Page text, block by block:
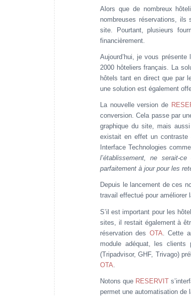
Alors que de nombreux
nombreuses réservations, ils
site. Pourtant, plusieurs
financièrement.
Aujourd’hui, je vous
2000 hôteliers français. La
hôtels tant en direct que par
une solution est également
La nouvelle version de
conversion. Cela passe par
graphique du site, mais
existait en effet un contraste
Interface Technologies
l’établissement, ne serait-
parfaitement à jour pour les
Depuis le lancement de ces
travail effectué pour améliorer
S’il est important pour les
sites, il restait également à
réservation des OTA . Cette
module adéquat, les clients
(Tripadvisor, GHF, Trivago)
OTA
Notons que RESERVIT
permet une automatisation